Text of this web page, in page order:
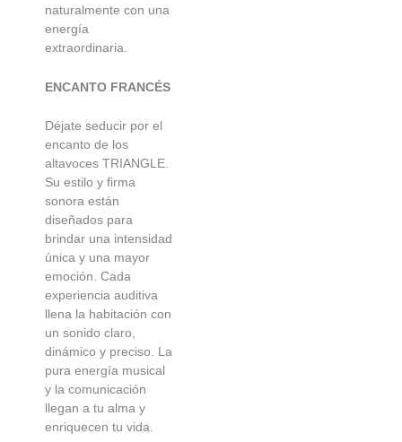
naturalmente con una
energía
extraordinaria.
ENCANTO FRANCÉS
Déjate seducir por el
encanto de los
altavoces TRIANGLE.
Su estilo y firma
sonora están
diseñados para
brindar una intensidad
única y una mayor
emoción. Cada
experiencia auditiva
llena la habitación con
un sonido claro,
dinámico y preciso. La
pura energía musical
y la comunicación
llegan a tu alma y
enriquecen tu vida.